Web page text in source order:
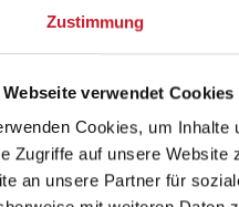
Zustimmung
Webseite verwendet Cookies
Cookies, um Inhalte
Zugriffe auf unsere
an unsere Partner für
Terrasse, überdacht m²
und
aktuellen